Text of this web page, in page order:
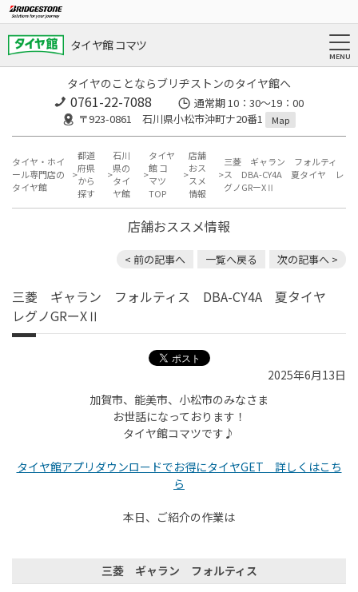
タイヤ館 コマツ
タイヤのことならブリヂストンのタイヤ館へ
0761-22-7088
通常期 10：30～19：00
〒923-0861 石川県小松市沖町ナ20番1
Map
タイヤ・ホイ
ール専門店の
タイヤ館
都道
府県
から
探す
石川
県の
タイ
ヤ館
タイヤ
館 コ
マツ
TOP
店舗
おス
スメ
情報
三菱 ギャラン フォルティ
ス DBA-CY4A 夏タイヤ レ
グノGRーXⅡ
店舗おススメ情報
< 前の記事へ 一覧へ戻る 次の記事へ >
三菱 ギャラン フォルティス DBA-CY4A 夏タイヤ
レグノGRーXⅡ
2025年6月13日
加賀市、能美市、小松市のみなさま
お世話になっております！
タイヤ館コマツです♪
タイヤ館アプリダウンロードでお得にタイヤGET 詳しくはこち
ら
本日、ご紹介の作業は
三菱 ギャラン フォルティス